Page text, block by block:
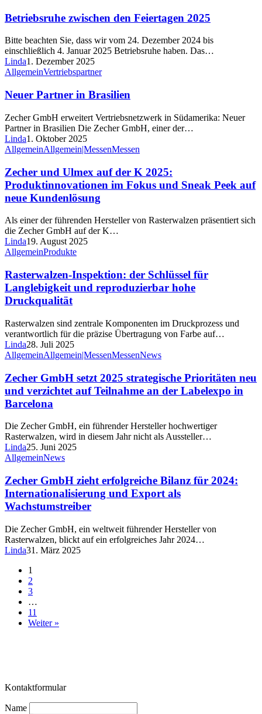
Betriebsruhe zwischen den Feiertagen 2025
Bitte beachten Sie, dass wir vom 24. Dezember 2024 bis
einschließlich 4. Januar 2025 Betriebsruhe haben. Das…
Linda1. Dezember 2025
AllgemeinVertriebspartner
Neuer Partner in Brasilien
Zecher GmbH erweitert Vertriebsnetzwerk in Südamerika: Neuer
Partner in Brasilien Die Zecher GmbH, einer der…
Linda1. Oktober 2025
AllgemeinAllgemein|MessenMessen
Zecher und Ulmex auf der K 2025:
Produktinnovationen im Fokus und Sneak Peek auf
neue Kundenlösung
Als einer der führenden Hersteller von Rasterwalzen präsentiert sich
die Zecher GmbH auf der K…
Linda19. August 2025
AllgemeinProdukte
Rasterwalzen-Inspektion: der Schlüssel für
Langlebigkeit und reproduzierbar hohe
Druckqualität
Rasterwalzen sind zentrale Komponenten im Druckprozess und
verantwortlich für die präzise Übertragung von Farbe auf…
Linda28. Juli 2025
AllgemeinAllgemein|MessenMessenNews
Zecher GmbH setzt 2025 strategische Prioritäten neu
und verzichtet auf Teilnahme an der Labelexpo in
Barcelona
Die Zecher GmbH, ein führender Hersteller hochwertiger
Rasterwalzen, wird in diesem Jahr nicht als Aussteller…
Linda25. Juni 2025
AllgemeinNews
Zecher GmbH zieht erfolgreiche Bilanz für 2024:
Internationalisierung und Export als
Wachstumstreiber
Die Zecher GmbH, ein weltweit führender Hersteller von
Rasterwalzen, blickt auf ein erfolgreiches Jahr 2024…
Linda31. März 2025
1
2
3
…
11
Weiter »
Kontaktformular
Name